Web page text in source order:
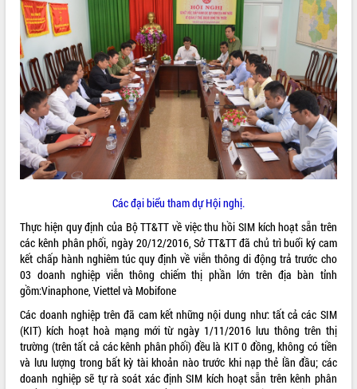
QUY HOẠCH - KẾ HOẠCH
VIDEO
Không có file video nào để phát.
Các đại biểu tham dự Hội nghị.
Thực hiện quy định của Bộ TT&TT về việc thu hồi SIM kích hoạt sẵn trên
các kênh phân phối, ngày 20/12/2016, Sở TT&TT đã chủ trì buổi ký cam
kết chấp hành nghiêm túc quy định về viễn thông di động trả trước cho
03 doanh nghiệp viễn thông chiếm thị phần lớn trên địa bàn tỉnh
gồm:Vinaphone, Viettel và Mobifone
Các doanh nghiệp trên đã cam kết những nội dung như: tất cả các SIM
(KIT) kích hoạt hoà mạng mới từ ngày 1/11/2016 lưu thông trên thị
trường (trên tất cả các kênh phân phối) đều là KIT 0 đồng, không có tiền
và lưu lượng trong bất kỳ tài khoản nào trước khi nạp thẻ lần đầu; các
doanh nghiệp sẽ tự rà soát xác định SIM kích hoạt sẵn trên kênh phân